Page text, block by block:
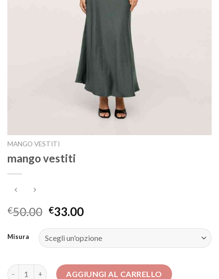
MANGO VESTITI
mango vestiti
€50.00 €33.00
Misura
mango vestiti quantitàAGGIUNGI AL CARRELLO